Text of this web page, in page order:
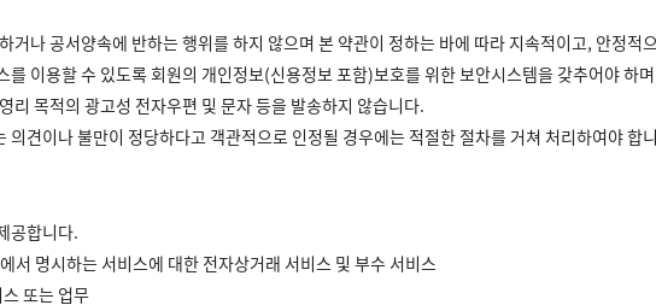
거나 공서양속에 반하는 행위를 하지 않으며 본 약관이 정하는 바에 따라 지속적이고, 안정적
를 이용할 수 있도록 회원의 개인정보(신용정보 포함)보호를 위한 보안시스템을 갖추어야 하
리 목적의 광고성 전자우편 및 문자 등을 발송하지 않습니다.
의견이나 불만이 정당하다고 객관적으로 인정될 경우에는 적절한 절차를 거쳐 처리하여야
공합니다.
서 명시하는 서비스에 대한 전자상거래 서비스 및 부수 서비스
또는 업무